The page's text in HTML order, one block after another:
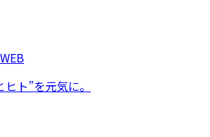
ト”を元気に。